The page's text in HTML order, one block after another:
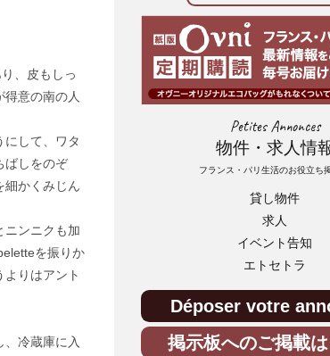
、皮もしっ
意の南の人
して、ワタ
ばしをのぞ
細かくみじん
ニンニクも加
を振りか
りはアント
冷蔵庫に入
Petites Annonces
物件・求人情
フランス・パリ生活のお役立ち
貸し物件
求人
イベント告知
エトセトラ
Déposer votre
掲示板へのご掲載